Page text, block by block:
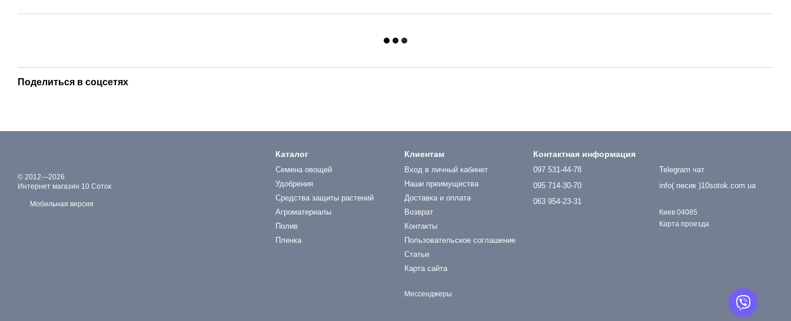
Поделиться в соцсетях
© 2012—2026
Интернет магазин 10 Соток
Мобильная версия
Каталог
Семена овощей
Удобрения
Средства защиты растений
Агроматериалы
Полив
Пленка
Клиентам
Вход в личный кабинет
Наши преимущества
Доставка и оплата
Возврат
Контакты
Пользовательское соглашение
Статьи
Карта сайта
Мессенджеры
Контактная информация
097 531-44-78
095 714-30-70
063 954-23-31
Telegram чат
info( песик )10sotok.com.ua
Киев 04085
Карта проезда